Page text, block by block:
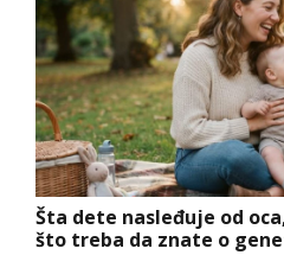
Šta dete nasleđuje od
što treba da znate o